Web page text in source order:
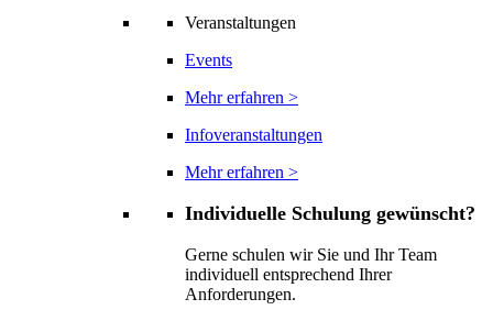
Veranstaltungen
Events
Mehr erfahren >
Infoveranstaltungen
Mehr erfahren >
Individuelle Schulung gewünscht?
Gerne schulen wir Sie und Ihr Team
individuell entsprechend Ihrer
Anforderungen.